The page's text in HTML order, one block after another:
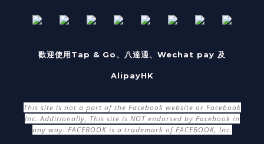
歡迎使用Tap & Go、八達通、Wechat pay 及
AlipayHK
This site is not a part of the Facebook website or Facebook
Inc. Additionally, This site is NOT endorsed by Facebook in
any way. FACEBOOK is a trademark of FACEBOOK, Inc.